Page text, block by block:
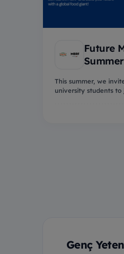
Future
This summer, we
university students
Genç